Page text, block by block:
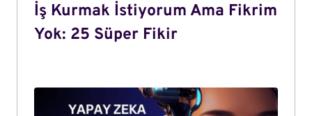
İş Kurmak İstiyorum Ama Fikrim
Yok: 25 Süper Fikir